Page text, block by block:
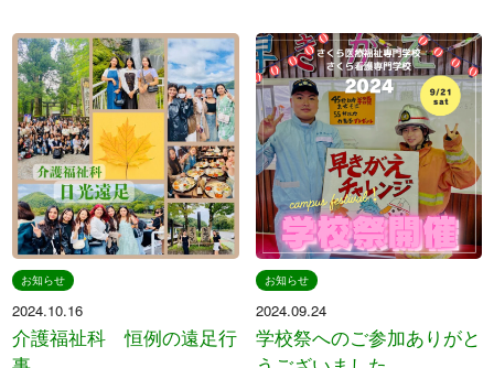
会社をご紹介しますので、お気軽
にご相談ください。
りと勉強です。 ここでニプロ株式
会社の医療研修施 […]
お知らせ
2024.10.16
介護福祉科 恒例の遠足行
お知らせ
2024.09.24
学校祭へのご参加ありがと